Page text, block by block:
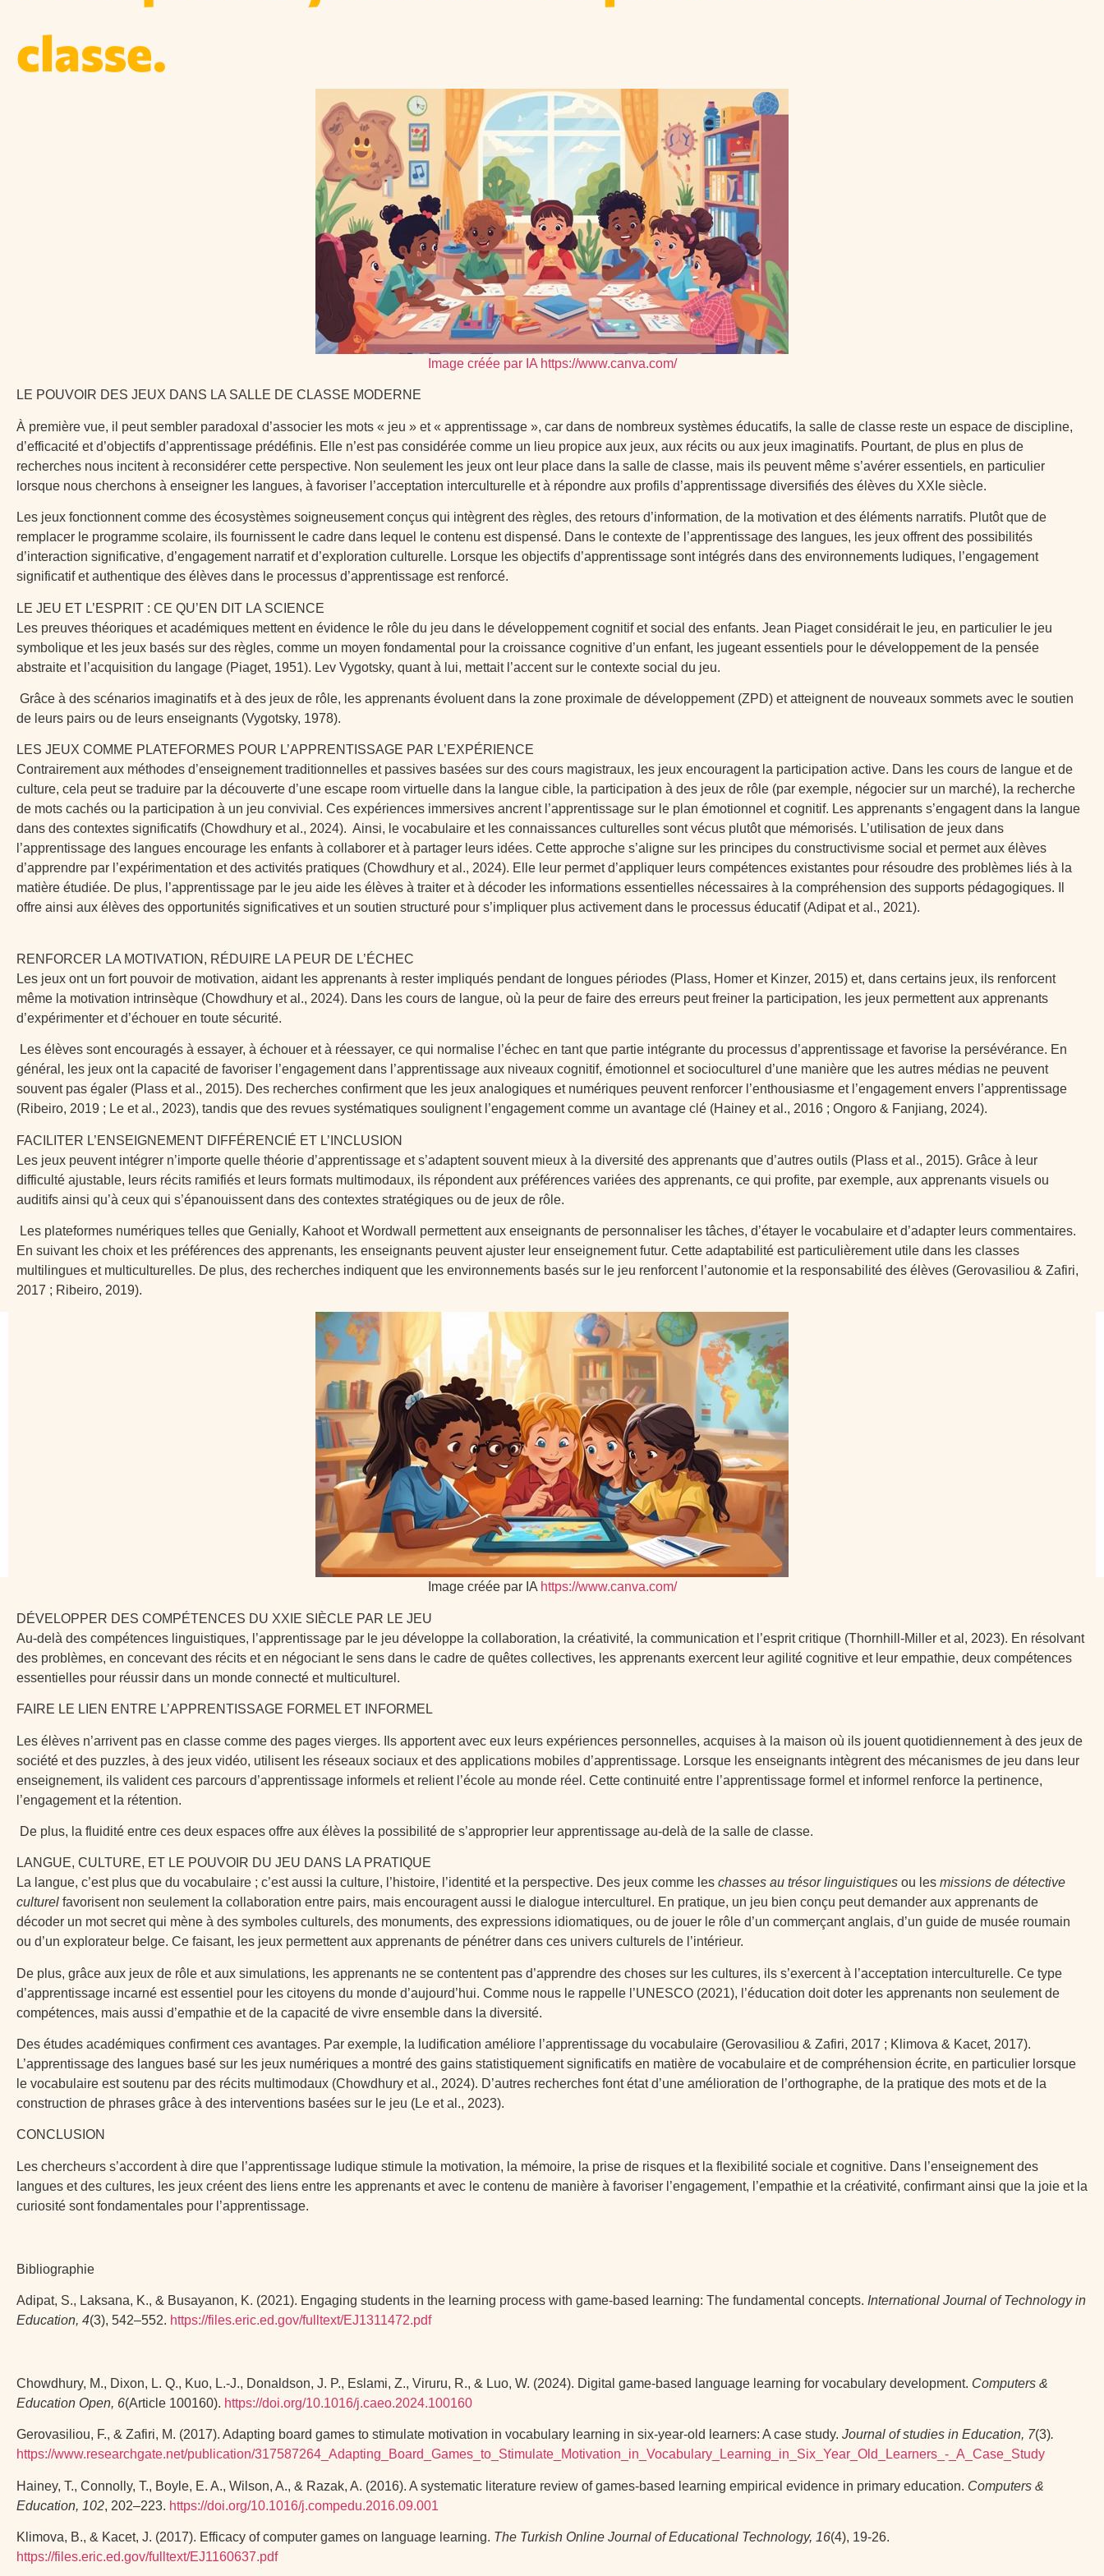
classe.
Image créée par IA https://www.canva.com/
LE POUVOIR DES JEUX DANS LA SALLE DE CLASSE MODERNE
À première vue, il peut sembler paradoxal d’associer les mots « jeu » et « apprentissage », car dans de nombreux systèmes éducatifs, la salle de classe reste un espace de discipline,
d’efficacité et d’objectifs d’apprentissage prédéfinis. Elle n’est pas considérée comme un lieu propice aux jeux, aux récits ou aux jeux imaginatifs. Pourtant, de plus en plus de
recherches nous incitent à reconsidérer cette perspective. Non seulement les jeux ont leur place dans la salle de classe, mais ils peuvent même s’avérer essentiels, en particulier
lorsque nous cherchons à enseigner les langues, à favoriser l’acceptation interculturelle et à répondre aux profils d’apprentissage diversifiés des élèves du XXIe siècle.
Les jeux fonctionnent comme des écosystèmes soigneusement conçus qui intègrent des règles, des retours d’information, de la motivation et des éléments narratifs. Plutôt que de
remplacer le programme scolaire, ils fournissent le cadre dans lequel le contenu est dispensé. Dans le contexte de l’apprentissage des langues, les jeux offrent des possibilités
d’interaction significative, d’engagement narratif et d’exploration culturelle. Lorsque les objectifs d’apprentissage sont intégrés dans des environnements ludiques, l’engagement
significatif et authentique des élèves dans le processus d’apprentissage est renforcé.
LE JEU ET L’ESPRIT : CE QU’EN DIT LA SCIENCE
Les preuves théoriques et académiques mettent en évidence le rôle du jeu dans le développement cognitif et social des enfants. Jean Piaget considérait le jeu, en particulier le jeu
symbolique et les jeux basés sur des règles, comme un moyen fondamental pour la croissance cognitive d’un enfant, les jugeant essentiels pour le développement de la pensée
abstraite et l’acquisition du langage (Piaget, 1951). Lev Vygotsky, quant à lui, mettait l’accent sur le contexte social du jeu.
Grâce à des scénarios imaginatifs et à des jeux de rôle, les apprenants évoluent dans la zone proximale de développement (ZPD) et atteignent de nouveaux sommets avec le soutien
de leurs pairs ou de leurs enseignants (Vygotsky, 1978).
LES JEUX COMME PLATEFORMES POUR L’APPRENTISSAGE PAR L’EXPÉRIENCE
Contrairement aux méthodes d’enseignement traditionnelles et passives basées sur des cours magistraux, les jeux encouragent la participation active. Dans les cours de langue et de
culture, cela peut se traduire par la découverte d’une escape room virtuelle dans la langue cible, la participation à des jeux de rôle (par exemple, négocier sur un marché), la recherche
de mots cachés ou la participation à un jeu convivial. Ces expériences immersives ancrent l’apprentissage sur le plan émotionnel et cognitif. Les apprenants s’engagent dans la langue
dans des contextes significatifs (Chowdhury et al., 2024). Ainsi, le vocabulaire et les connaissances culturelles sont vécus plutôt que mémorisés. L’utilisation de jeux dans
l’apprentissage des langues encourage les enfants à collaborer et à partager leurs idées. Cette approche s’aligne sur les principes du constructivisme social et permet aux élèves
d’apprendre par l’expérimentation et des activités pratiques (Chowdhury et al., 2024). Elle leur permet d’appliquer leurs compétences existantes pour résoudre des problèmes liés à la
matière étudiée. De plus, l’apprentissage par le jeu aide les élèves à traiter et à décoder les informations essentielles nécessaires à la compréhension des supports pédagogiques. Il
offre ainsi aux élèves des opportunités significatives et un soutien structuré pour s’impliquer plus activement dans le processus éducatif (Adipat et al., 2021).
RENFORCER LA MOTIVATION, RÉDUIRE LA PEUR DE L’ÉCHEC
Les jeux ont un fort pouvoir de motivation, aidant les apprenants à rester impliqués pendant de longues périodes (Plass, Homer et Kinzer, 2015) et, dans certains jeux, ils renforcent
même la motivation intrinsèque (Chowdhury et al., 2024). Dans les cours de langue, où la peur de faire des erreurs peut freiner la participation, les jeux permettent aux apprenants
d’expérimenter et d’échouer en toute sécurité.
Les élèves sont encouragés à essayer, à échouer et à réessayer, ce qui normalise l’échec en tant que partie intégrante du processus d’apprentissage et favorise la persévérance. En
général, les jeux ont la capacité de favoriser l’engagement dans l’apprentissage aux niveaux cognitif, émotionnel et socioculturel d’une manière que les autres médias ne peuvent
souvent pas égaler (Plass et al., 2015). Des recherches confirment que les jeux analogiques et numériques peuvent renforcer l’enthousiasme et l’engagement envers l’apprentissage
(Ribeiro, 2019 ; Le et al., 2023), tandis que des revues systématiques soulignent l’engagement comme un avantage clé (Hainey et al., 2016 ; Ongoro & Fanjiang, 2024).
FACILITER L’ENSEIGNEMENT DIFFÉRENCIÉ ET L’INCLUSION
Les jeux peuvent intégrer n’importe quelle théorie d’apprentissage et s’adaptent souvent mieux à la diversité des apprenants que d’autres outils (Plass et al., 2015). Grâce à leur
difficulté ajustable, leurs récits ramifiés et leurs formats multimodaux, ils répondent aux préférences variées des apprenants, ce qui profite, par exemple, aux apprenants visuels ou
auditifs ainsi qu’à ceux qui s’épanouissent dans des contextes stratégiques ou de jeux de rôle.
Les plateformes numériques telles que Genially, Kahoot et Wordwall permettent aux enseignants de personnaliser les tâches, d’étayer le vocabulaire et d’adapter leurs commentaires.
En suivant les choix et les préférences des apprenants, les enseignants peuvent ajuster leur enseignement futur. Cette adaptabilité est particulièrement utile dans les classes
multilingues et multiculturelles. De plus, des recherches indiquent que les environnements basés sur le jeu renforcent l’autonomie et la responsabilité des élèves (Gerovasiliou & Zafiri,
2017 ; Ribeiro, 2019).
Image créée par IA https://www.canva.com/
DÉVELOPPER DES COMPÉTENCES DU XXIE SIÈCLE PAR LE JEU
Au-delà des compétences linguistiques, l’apprentissage par le jeu développe la collaboration, la créativité, la communication et l’esprit critique (Thornhill-Miller et al, 2023). En résolvant
des problèmes, en concevant des récits et en négociant le sens dans le cadre de quêtes collectives, les apprenants exercent leur agilité cognitive et leur empathie, deux compétences
essentielles pour réussir dans un monde connecté et multiculturel.
FAIRE LE LIEN ENTRE L’APPRENTISSAGE FORMEL ET INFORMEL
Les élèves n’arrivent pas en classe comme des pages vierges. Ils apportent avec eux leurs expériences personnelles, acquises à la maison où ils jouent quotidiennement à des jeux de
société et des puzzles, à des jeux vidéo, utilisent les réseaux sociaux et des applications mobiles d’apprentissage. Lorsque les enseignants intègrent des mécanismes de jeu dans leur
enseignement, ils valident ces parcours d’apprentissage informels et relient l’école au monde réel. Cette continuité entre l’apprentissage formel et informel renforce la pertinence,
l’engagement et la rétention.
De plus, la fluidité entre ces deux espaces offre aux élèves la possibilité de s’approprier leur apprentissage au-delà de la salle de classe.
LANGUE, CULTURE, ET LE POUVOIR DU JEU DANS LA PRATIQUE
La langue, c’est plus que du vocabulaire ; c’est aussi la culture, l’histoire, l’identité et la perspective. Des jeux comme les chasses au trésor linguistiques ou les missions de détective
culturel favorisent non seulement la collaboration entre pairs, mais encouragent aussi le dialogue interculturel. En pratique, un jeu bien conçu peut demander aux apprenants de
décoder un mot secret qui mène à des symboles culturels, des monuments, des expressions idiomatiques, ou de jouer le rôle d’un commerçant anglais, d’un guide de musée roumain
ou d’un explorateur belge. Ce faisant, les jeux permettent aux apprenants de pénétrer dans ces univers culturels de l’intérieur.
De plus, grâce aux jeux de rôle et aux simulations, les apprenants ne se contentent pas d’apprendre des choses sur les cultures, ils s’exercent à l’acceptation interculturelle. Ce type
d’apprentissage incarné est essentiel pour les citoyens du monde d’aujourd’hui. Comme nous le rappelle l’UNESCO (2021), l’éducation doit doter les apprenants non seulement de
compétences, mais aussi d’empathie et de la capacité de vivre ensemble dans la diversité.
Des études académiques confirment ces avantages. Par exemple, la ludification améliore l’apprentissage du vocabulaire (Gerovasiliou & Zafiri, 2017 ; Klimova & Kacet, 2017).
L’apprentissage des langues basé sur les jeux numériques a montré des gains statistiquement significatifs en matière de vocabulaire et de compréhension écrite, en particulier lorsque
le vocabulaire est soutenu par des récits multimodaux (Chowdhury et al., 2024). D’autres recherches font état d’une amélioration de l’orthographe, de la pratique des mots et de la
construction de phrases grâce à des interventions basées sur le jeu (Le et al., 2023).
CONCLUSION
Les chercheurs s’accordent à dire que l’apprentissage ludique stimule la motivation, la mémoire, la prise de risques et la flexibilité sociale et cognitive. Dans l’enseignement des
langues et des cultures, les jeux créent des liens entre les apprenants et avec le contenu de manière à favoriser l’engagement, l’empathie et la créativité, confirmant ainsi que la joie et la
curiosité sont fondamentales pour l’apprentissage.
Bibliographie
Adipat, S., Laksana, K., & Busayanon, K. (2021). Engaging students in the learning process with game-based learning: The fundamental concepts. International Journal of Technology in
Education, 4(3), 542–552. https://files.eric.ed.gov/fulltext/EJ1311472.pdf
Chowdhury, M., Dixon, L. Q., Kuo, L.-J., Donaldson, J. P., Eslami, Z., Viruru, R., & Luo, W. (2024). Digital game-based language learning for vocabulary development. Computers &
Education Open, 6(Article 100160). https://doi.org/10.1016/j.caeo.2024.100160
Gerovasiliou, F., & Zafiri, M. (2017). Adapting board games to stimulate motivation in vocabulary learning in six-year-old learners: A case study. Journal of studies in Education, 7(3).
https://www.researchgate.net/publication/317587264_Adapting_Board_Games_to_Stimulate_Motivation_in_Vocabulary_Learning_in_Six_Year_Old_Learners_-_A_Case_Study
Hainey, T., Connolly, T., Boyle, E. A., Wilson, A., & Razak, A. (2016). A systematic literature review of games-based learning empirical evidence in primary education. Computers &
Education, 102, 202–223. https://doi.org/10.1016/j.compedu.2016.09.001
Klimova, B., & Kacet, J. (2017). Efficacy of computer games on language learning. The Turkish Online Journal of Educational Technology, 16(4), 19-26.
https://files.eric.ed.gov/fulltext/EJ1160637.pdf